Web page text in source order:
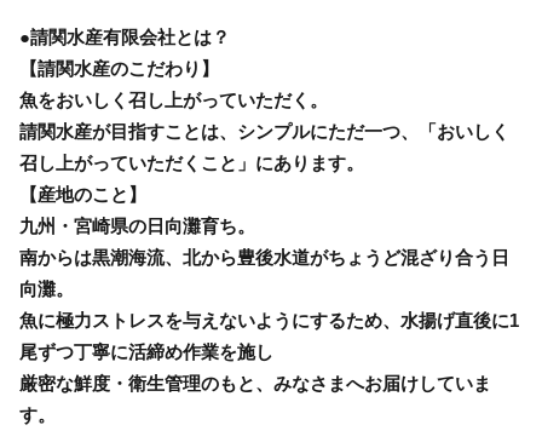
●請関水産有限会社とは？
【請関水産のこだわり】
魚をおいしく召し上がっていただく。
請関水産が目指すことは、シンプルにただ一つ、「おいしく
召し上がっていただくこと」にあります。
【産地のこと】
九州・宮崎県の日向灘育ち。
南からは黒潮海流、北から豊後水道がちょうど混ざり合う日
向灘。
魚に極力ストレスを与えないようにするため、水揚げ直後に1
尾ずつ丁寧に活締め作業を施し
厳密な鮮度・衛生管理のもと、みなさまへお届けしていま
す。